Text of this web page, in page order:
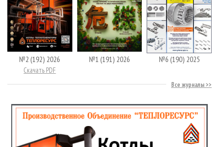
№2 (192) 2026
Скачать PDF
№1 (191) 2026 №6 (190) 2025
Все журналы